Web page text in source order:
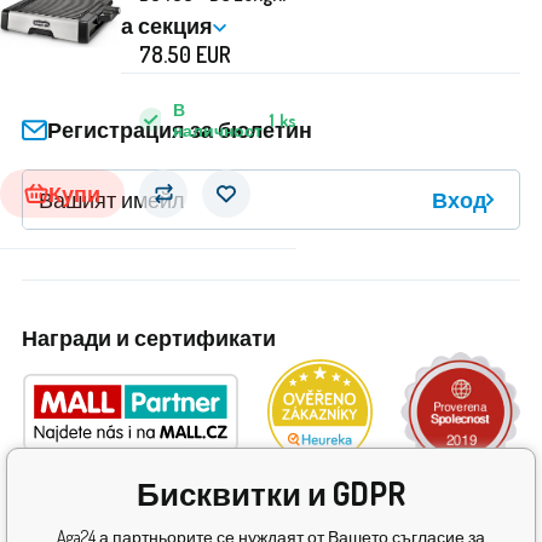
В
наличност 1 ks
78.50 EUR
Купи
Клиентска секция
Регистрация за бюлетин
Вход
Награди и сертификати
Бисквитки и GDPR
Aga24 а партньорите се нуждаят от Вашето съгласие за